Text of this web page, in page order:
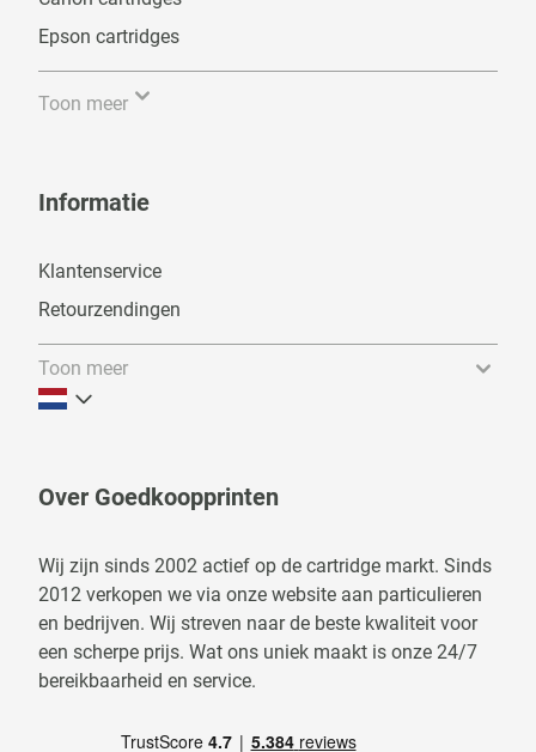
Epson cartridges
Toon meer
Informatie
Klantenservice
Retourzendingen
Toon meer
Over Goedkoopprinten
Wij zijn sinds 2002 actief op de cartridge markt. Sinds
2012 verkopen we via onze website aan particulieren
en bedrijven. Wij streven naar de beste kwaliteit voor
een scherpe prijs. Wat ons uniek maakt is onze 24/7
bereikbaarheid en service.